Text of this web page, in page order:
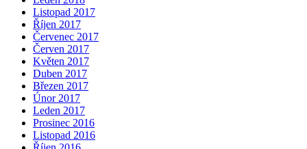
Listopad 2017
Říjen 2017
Červenec 2017
Červen 2017
Květen 2017
Duben 2017
Březen 2017
Únor 2017
Leden 2017
Prosinec 2016
Listopad 2016